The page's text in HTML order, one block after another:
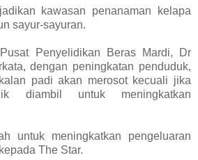
kawasan penanaman kelapa
sayur-sayuran.
Penyelidikan Beras Mardi, Dr
dengan peningkatan penduduk,
padi akan merosot kecuali jika
diambil untuk meningkatkan
untuk meningkatkan pengeluaran
The Star.